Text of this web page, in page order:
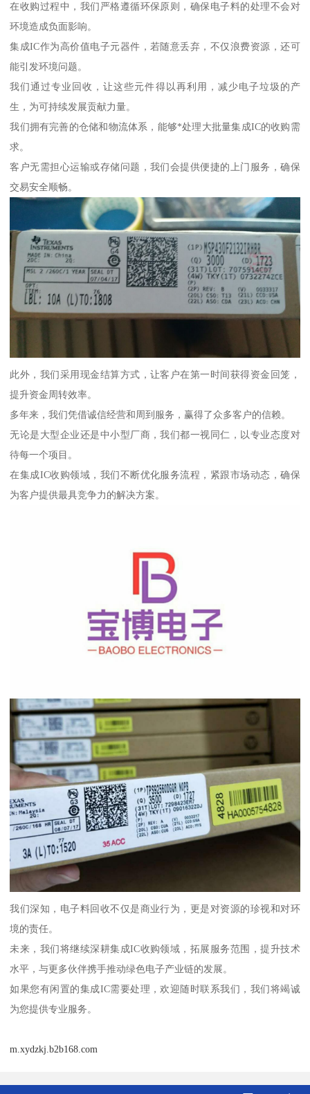
在收购过程中，我们严格遵循环保原则，确保电子料的处理不会对
环境造成负面影响。
集成IC作为高价值电子元器件，若随意丢弃，不仅浪费资源，还可
能引发环境问题。
我们通过专业回收，让这些元件得以再利用，减少电子垃圾的产
生，为可持续发展贡献力量。
我们拥有完善的仓储和物流体系，能够*处理大批量集成IC的收购需
求。
客户无需担心运输或存储问题，我们会提供便捷的上门服务，确保
交易安全顺畅。
此外，我们采用现金结算方式，让客户在第一时间获得资金回笼，
提升资金周转效率。
多年来，我们凭借诚信经营和周到服务，赢得了众多客户的信赖。
无论是大型企业还是中小型厂商，我们都一视同仁，以专业态度对
待每一个项目。
在集成IC收购领域，我们不断优化服务流程，紧跟市场动态，确保
为客户提供最具竞争力的解决方案。
我们深知，电子料回收不仅是商业行为，更是对资源的珍视和对环
境的责任。
未来，我们将继续深耕集成IC收购领域，拓展服务范围，提升技术
水平，与更多伙伴携手推动绿色电子产业链的发展。
如果您有闲置的集成IC需要处理，欢迎随时联系我们，我们将竭诚
为您提供专业服务。
m.xydzkj.b2b168.com